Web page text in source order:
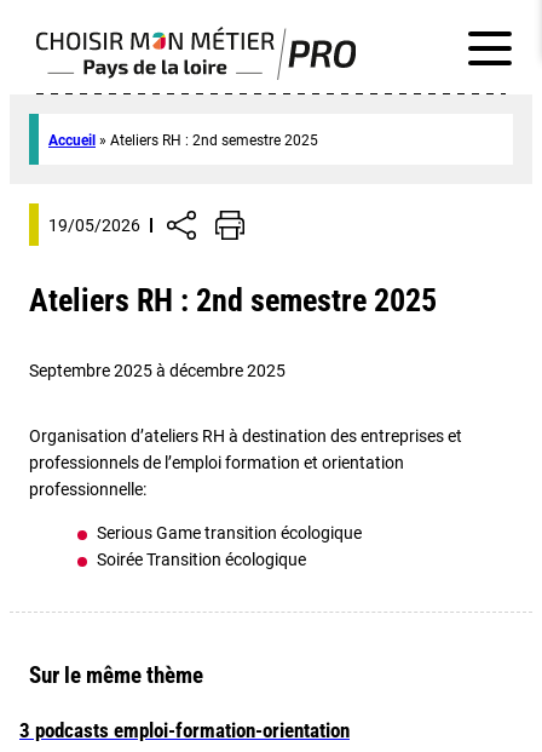
Accueil » Ateliers RH : 2nd semestre 2025
19/05/2026
Ateliers RH : 2nd semestre 2025
Septembre 2025 à décembre 2025
Organisation d’ateliers RH à destination des entreprises et
professionnels de l’emploi formation et orientation
professionnelle:
Serious Game transition écologique
Soirée Transition écologique
Sur le même thème
3 podcasts emploi-formation-orientation